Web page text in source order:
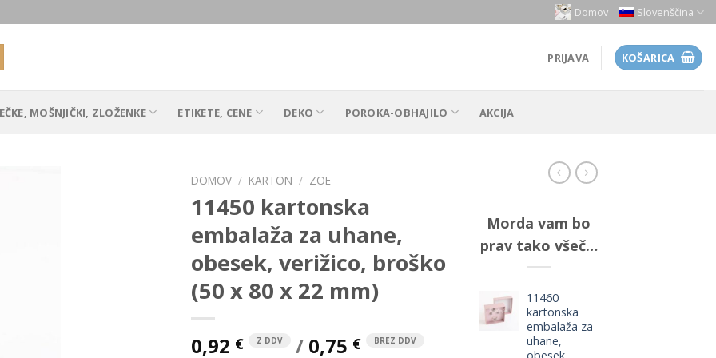
Domov Slovenščina
PRIJAVA KOŠARICA
MOŠNJIČKI, ZLOŽENKE ETIKETE, CENE DEKO POROKA-OBHAJILO AKCIJA
DOMOV / KARTON / ZOE
11450 kartonska
embalaža za uhane,
obesek, verižico, broško
(50 x 80 x 22 mm)
0,92 € Z DDV / 0,75 € BREZ DDV
Morda vam bo
prav tako všeč…
11460
kartonska
embalaža za
uhane,
obesek,